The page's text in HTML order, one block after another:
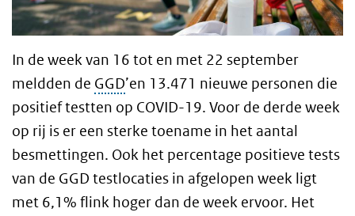
In de week van 16 tot en met 22 september
meldden de GGD’en 13.471 nieuwe personen die
positief testten op COVID-19. Voor de derde week
op rij is er een sterke toename in het aantal
besmettingen. Ook het percentage positieve tests
van de GGD testlocaties in afgelopen week ligt
met 6,1% flink hoger dan de week ervoor. Het